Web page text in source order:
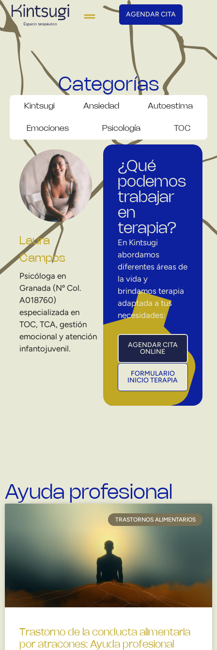
AGENDAR CITA
Categorías
Kintsugi Ansiedad Autoestima
Emociones Psicología TOC
Laura
Campos
Psicóloga en
Granada (Nº Col.
A018760)
especializada en
TOC, TCA, gestión
emocional y atención
infantojuvenil.
¿Qué
podemos
trabajar
en
terapia?
En Kintsugi
abordamos
diferentes áreas de
la vida y
brindamos terapia
adaptada a tus
necesidades:
AGENDAR CITA
ONLINE
FORMULARIO
INICIO TERAPIA
Ayuda profesional
TRASTORNOS ALIMENTARIOS
Trastorno de la conducta alimentaria
por atracones: Ayuda profesional